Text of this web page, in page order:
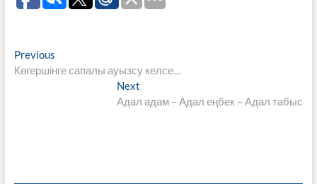
Навигация
по
PreviousPrevious
post:
Көгершінге сапалы ауызсу келсе…
Next
post:
Адал адам – Адал еңбек – Адал табыс